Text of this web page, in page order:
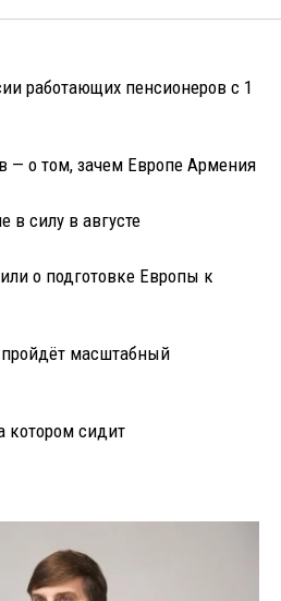
работающих пенсионеров с 1
— о том, зачем Европе Армения
в силу в августе
о подготовке Европы к
масштабный
котором сидит